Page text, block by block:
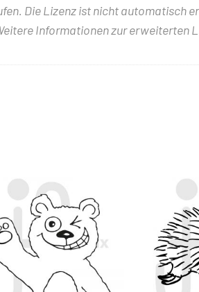
Die Lizenz ist nicht automatisch
Informationen zur erweiterten